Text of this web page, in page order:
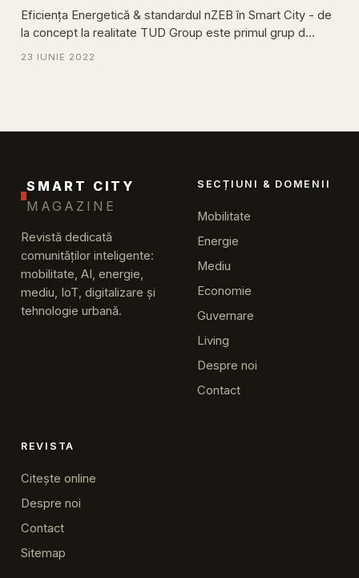
Eficiența Energetică & standardul nZEB în Smart City - de
la concept la realitate TUD Group este primul grup d…
23 IUNIE 2022
SMART CITY
MAGAZINE
Revistă dedicată
comunităților inteligente:
mobilitate, AI, energie,
mediu, IoT, digitalizare și
tehnologie urbană.
SECȚIUNI & DOMENII
Mobilitate
Energie
Mediu
Economie
Guvernare
Living
Despre noi
Contact
REVISTA
Citește online
Despre noi
Contact
Sitemap